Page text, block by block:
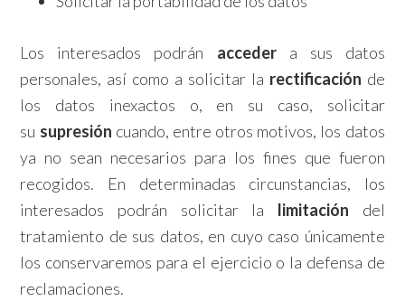
Los interesados podrán accedera sus datos
personales, así como a solicitar la rectificación de
los datos inexactos o, en su caso, solicitar
su supresión cuando, entre otros motivos, los datos
ya no sean necesarios para los fines que fueron
recogidos. En determinadas circunstancias, los
interesados podrán solicitar la limitación del
tratamiento de sus datos, en cuyo caso únicamente
los conservaremos para el ejercicio o la defensa de
reclamaciones.